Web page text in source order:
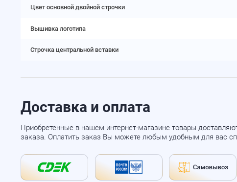
Цвет основной двойной строчки
Вышивка логотипа
Строчка центральной вставки
Доставка и оплата
Приобретенные в нашем интернет-магазине товары
заказа. Оплатить заказ Вы можете любым удобным для вас